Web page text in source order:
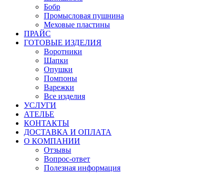
Бобр
Промысловая пушнина
Меховые пластины
ПРАЙС
ГОТОВЫЕ ИЗДЕЛИЯ
Воротники
Шапки
Опушки
Помпоны
Варежки
Все изделия
УСЛУГИ
АТЕЛЬЕ
КОНТАКТЫ
ДОСТАВКА И ОПЛАТА
О КОМПАНИИ
Отзывы
Вопрос-ответ
Полезная информация